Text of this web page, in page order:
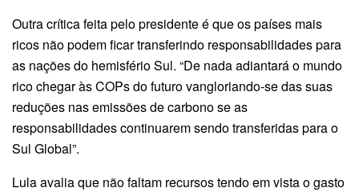
Outra crítica feita pelo presidente é que os países mais
ricos não podem ficar transferindo responsabilidades para
as nações do hemisfério Sul. “De nada adiantará o mundo
rico chegar às COPs do futuro vangloriando-se das suas
reduções nas emissões de carbono se as
responsabilidades continuarem sendo transferidas para o
Sul Global”.
Lula avalia que não faltam recursos tendo em vista o gasto